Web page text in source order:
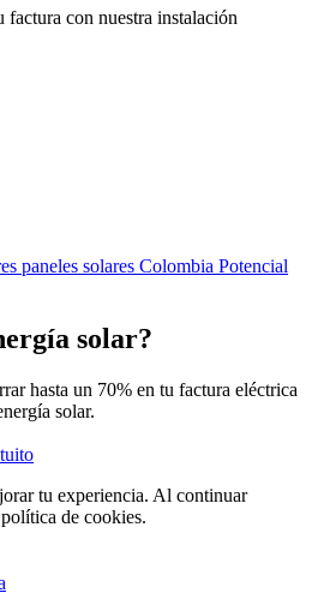
factura con nuestra instalación
paneles solares Colombia Potencial
solar?
hasta un 70% en tu factura eléctrica
solar.
tu experiencia. Al continuar
de cookies.